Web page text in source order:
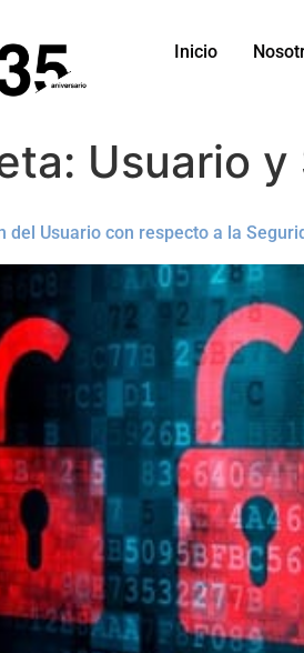
Inicio
Usuario y
del Usuario con respecto a la